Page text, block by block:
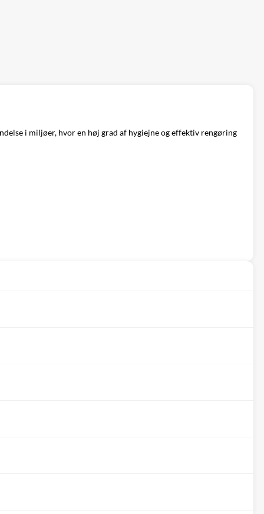
i miljøer, hvor en høj grad af hygiejne og effektiv rengøring